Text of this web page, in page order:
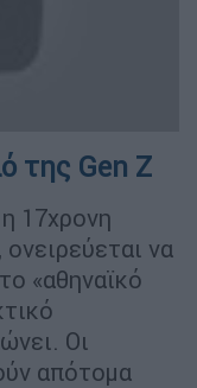
της Gen Z
17χρονη
να
«αθηναϊκό
Οι
απότομα